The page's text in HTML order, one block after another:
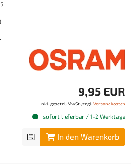
9,95 EUR
inkl. gesetzl. MwSt., zzgl. Versandkosten
sofort lieferbar / 1-2 Werktage
In den Warenkorb